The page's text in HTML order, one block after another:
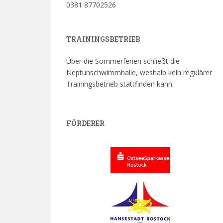
0381 87702526
TRAININGSBETRIEB
Über die Sommerferien schließt die
Neptunschwimmhalle, weshalb kein regulärer
Trainingsbetrieb stattfinden kann.
FÖRDERER